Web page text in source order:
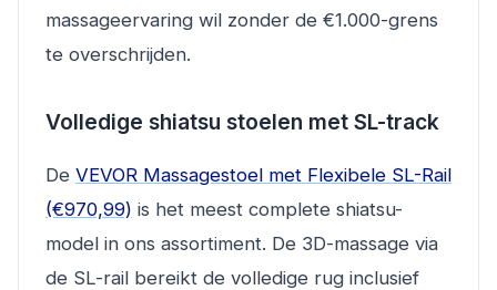
massageervaring wil zonder de €1.000-grens
te overschrijden.
Volledige shiatsu stoelen met SL-track
De VEVOR Massagestoel met Flexibele SL-Rail
(€970,99) is het meest complete shiatsu-
model in ons assortiment. De 3D-massage via
de SL-rail bereikt de volledige rug inclusief